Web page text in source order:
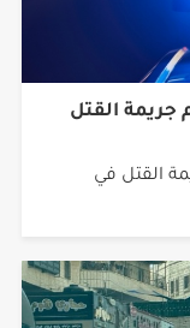
جريمة القتل
القتل في